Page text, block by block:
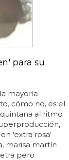
para su
mayoría
cómo no, es el
al ritmo
'extra rosa'
marisa martín
pero